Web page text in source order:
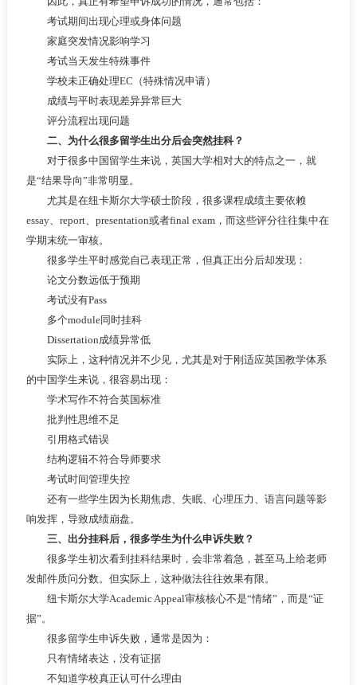
考试期间出现心理或身体问题
家庭突发情况影响学习
考试当天发生特殊事件
学校未正确处理EC（特殊情况申请）
成绩与平时表现差异异常巨大
评分流程出现问题
二、为什么很多留学生出分后会突然挂科？
对于很多中国留学生来说，英国大学相对大的特点之一，就
是“结果导向”非常明显。
尤其是在纽卡斯尔大学硕士阶段，很多课程成绩主要依赖
essay、report、presentation或者final exam，而这些评分往往集中在
学期末统一审核。
很多学生平时感觉自己表现正常，但真正出分后却发现：
论文分数远低于预期
考试没有Pass
多个module同时挂科
Dissertation成绩异常低
实际上，这种情况并不少见，尤其是对于刚适应英国教学体系
的中国学生来说，很容易出现：
学术写作不符合英国标准
批判性思维不足
引用格式错误
结构逻辑不符合导师要求
考试时间管理失控
还有一些学生因为长期焦虑、失眠、心理压力、语言问题等影
响发挥，导致成绩崩盘。
三、出分挂科后，很多学生为什么申诉失败？
很多学生初次看到挂科结果时，会非常着急，甚至马上给老师
发邮件质问分数。但实际上，这种做法往往效果有限。
纽卡斯尔大学Academic Appeal审核核心不是“情绪”，而是“证
据”。
很多留学生申诉失败，通常是因为：
只有情绪表达，没有证据
不知道学校真正认可什么理由